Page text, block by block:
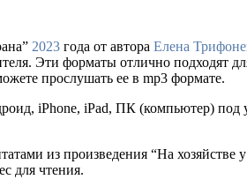
2023 года от автора Елена
Эти форматы отлично подходят
прослушать ее в mp3 формате.
iPhone, iPad, ПК (компьютер)
из произведения “На хозяйстве
для чтения.